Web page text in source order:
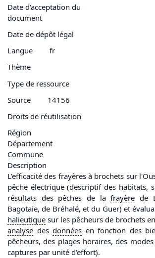
Date d'acceptation du
document
Date de dépôt légal
Langue
fr
Thème
Type de ressource
Source
14156
Droits de réutilisation
Région
Département
Commune
Description
L'efficacité des frayères à brochets sur
pêche électrique (descriptif des habitats,
résultats des pêches de lafrayère de
Bagotaie, de Bréhalé, et du Guer) et
halieutique sur les pêcheurs de brochets
analyse desdonnées en fonction des
pêcheurs, des plages horaires, des
captures par unité d'effort).